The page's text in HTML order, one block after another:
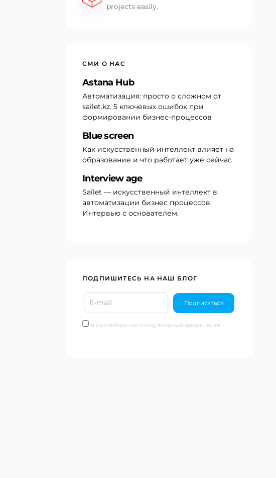
projects easily.
СМИ О НАС
Astana Hub
Автоматизация: просто о сложном от
sailet.kz. 5 ключевых ошибок при
формировании бизнес-процессов
Blue screen
Как искусственный интеллект влияет на
образование и что работает уже сейчас
Interview age
Sailet — искусственный интеллект в
автоматизации бизнес процессов.
Интервью с основателем.
ПОДПИШИТЕСЬ НА НАШ БЛОГ
Я принимаю политику конфиденциальности